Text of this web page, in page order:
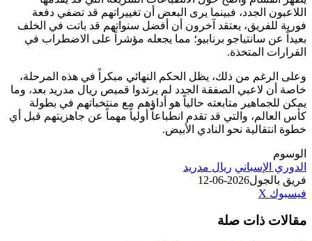
اللاعبون الجدد، فبينما يرى البعض أن تغييراتهم قد تضفي دفعة
فورية للفريق، يعتقد آخرون أن أفضل سنواتهم قد باتت في الخلف
بعيداً عن سانتياجو برنابيو؛ مما يجعله مؤشراً على الاضطراب في
القرارات المتخذة.
وعلى الرغم من ذلك، يظل الحكم النهائي مبكراً في هذه المرحلة،
خاصة أن لاعبي الصفقة الجدد لم يرتدوا قميص ريال مدريد بعد، وما
يمكن للجماهير متابعته حالياً هو أداؤهم مع منتخباتهم في بطولة
كأس العالم، والتي قد تقدم انطباعاً أولياً مهماً عن جاهزيتهم قبل أي
خطوة انتقالية نحو النادي الأبيض.
الوسوم
الدوري الإسباني ريال مدريد
فريق بالجول2026-06-12
فيسبوك ‫X
البريد
مقالات ذات صلة